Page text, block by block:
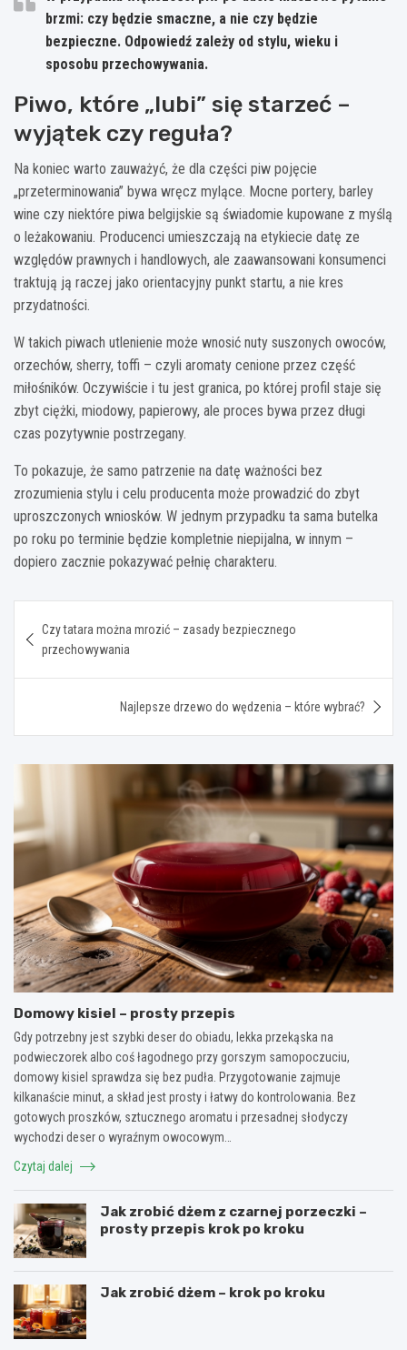
brzmi: czy będzie smaczne, a nie czy będzie
bezpieczne. Odpowiedź zależy od stylu, wieku i
sposobu przechowywania.
Piwo, które „lubi” się starzeć –
wyjątek czy reguła?
Na koniec warto zauważyć, że dla części piw pojęcie
„przeterminowania” bywa wręcz mylące. Mocne portery, barley
wine czy niektóre piwa belgijskie są świadomie kupowane z myślą
o leżakowaniu. Producenci umieszczają na etykiecie datę ze
względów prawnych i handlowych, ale zaawansowani konsumenci
traktują ją raczej jako orientacyjny punkt startu, a nie kres
przydatności.
W takich piwach utlenienie może wnosić nuty suszonych owoców,
orzechów, sherry, toffi – czyli aromaty cenione przez część
miłośników. Oczywiście i tu jest granica, po której profil staje się
zbyt ciężki, miodowy, papierowy, ale proces bywa przez długi
czas pozytywnie postrzegany.
To pokazuje, że samo patrzenie na datę ważności bez
zrozumienia stylu i celu producenta może prowadzić do zbyt
uproszczonych wniosków. W jednym przypadku ta sama butelka
po roku po terminie będzie kompletnie niepijalna, w innym –
dopiero zacznie pokazywać pełnię charakteru.
wpisu
Czy tatara można mrozić – zasady bezpiecznego
przechowywania
Najlepsze drzewo do wędzenia – które wybrać?
Domowy kisiel – prosty przepis
Gdy potrzebny jest szybki deser do obiadu, lekka przekąska na
podwieczorek albo coś łagodnego przy gorszym samopoczuciu,
domowy kisiel sprawdza się bez pudła. Przygotowanie zajmuje
kilkanaście minut, a skład jest prosty i łatwy do kontrolowania. Bez
gotowych proszków, sztucznego aromatu i przesadnej słodyczy
wychodzi deser o wyraźnym owocowym…
Czytaj dalej
Jak zrobić dżem z czarnej porzeczki –
prosty przepis krok po kroku
Jak zrobić dżem – krok po kroku